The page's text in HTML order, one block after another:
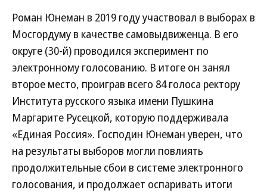
Роман Юнеман в 2019 году участвовал в выборах в
Мосгордуму в качестве самовыдвиженца. В его
округе (30-й) проводился эксперимент по
электронному голосованию. В итоге он занял
второе место, проиграв всего 84 голоса ректору
Института русского языка имени Пушкина
Маргарите Русецкой, которую поддерживала
«Единая Россия». Господин Юнеман уверен, что
на результаты выборов могли повлиять
продолжительные сбои в системе электронного
голосования, и продолжает оспаривать итоги